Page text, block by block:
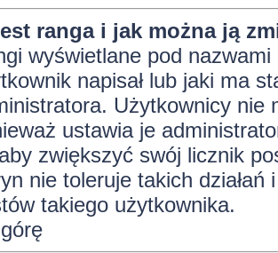
ranga i jak można ją
wyświetlane pod
napisał lub jaki ma
Użytkownicy nie
ustawia je
zwiększyć swój licznik
nie toleruje takich
takiego użytkownika.